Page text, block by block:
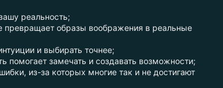
реальность;
превращает образы воображения в реальные
и выбирать точнее;
помогает замечать и создавать возможности;
из-за которых многие так и не достигают